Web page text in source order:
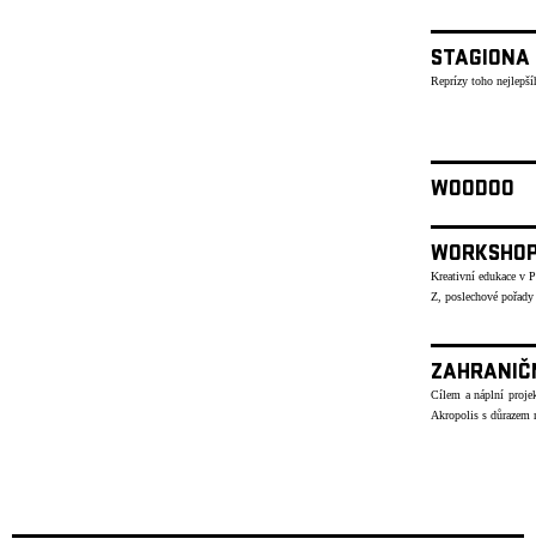
STAGIONA
Reprízy toho
WOODOO
Kreativní edukace v
Z, poslechové
Cílem a náplní
Akropolis s důrazem